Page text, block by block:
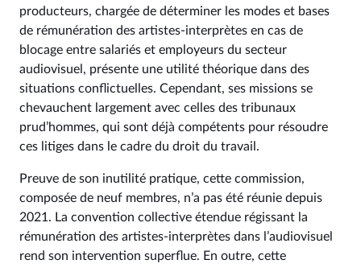
producteurs, chargée de déterminer les modes et bases
de rémunération des artistes-interprètes en cas de
blocage entre salariés et employeurs du secteur
audiovisuel, présente une utilité théorique dans des
situations conflictuelles. Cependant, ses missions se
chevauchent largement avec celles des tribunaux
prud’hommes, qui sont déjà compétents pour résoudre
ces litiges dans le cadre du droit du travail.
Preuve de son inutilité pratique, cette commission,
composée de neuf membres, n’a pas été réunie depuis
2021. La convention collective étendue régissant la
rémunération des artistes-interprètes dans l’audiovisuel
rend son intervention superflue. En outre, cette